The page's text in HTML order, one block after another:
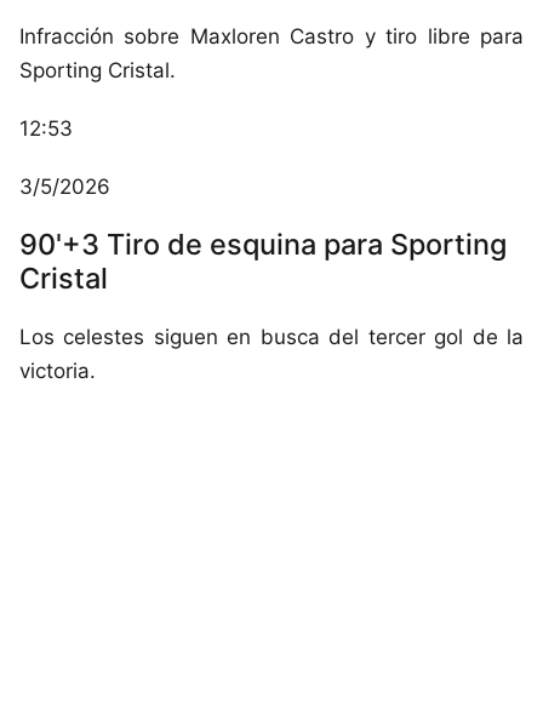
Infracción sobre Maxloren Castro y tiro libre para
Sporting Cristal.
12:53
3/5/2026
90'+3 Tiro de esquina para Sporting
Cristal
Los celestes siguen en busca del tercer gol de la
victoria.